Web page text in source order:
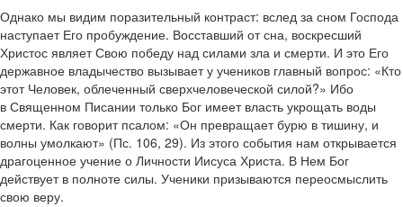
Однако мы видим поразительный контраст: вслед за сном Господа
наступает Его пробуждение. Восставший от сна, воскресший
Христос являет Свою победу над силами зла и смерти. И это Его
державное владычество вызывает у учеников главный вопрос: «Кто
этот Человек, облеченный сверхчеловеческой силой?» Ибо
в Священном Писании только Бог имеет власть укрощать воды
смерти. Как говорит псалом: «Он превращает бурю в тишину, и
волны умолкают» (Пс. 106, 29). Из этого события нам открывается
драгоценное учение о Личности Иисуса Христа. В Нем Бог
действует в полноте силы. Ученики призываются переосмыслить
свою веру.